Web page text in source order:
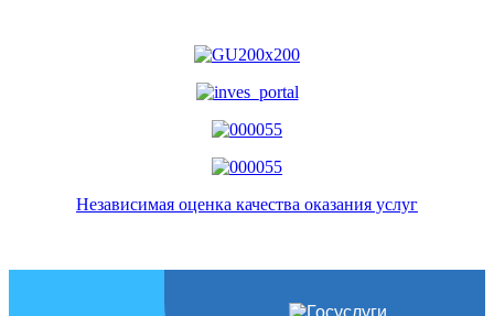
Независимая оценка качества оказания услуг